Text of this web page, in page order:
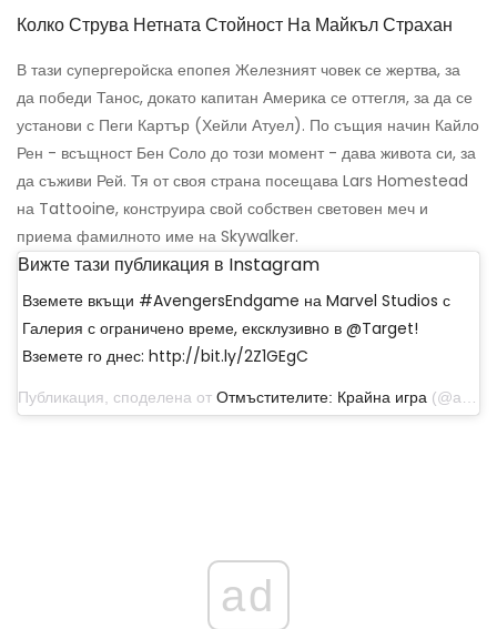
Колко Струва Нетната Стойност На Майкъл Страхан
В тази супергеройска епопея Железният човек се жертва, за
да победи Танос, докато капитан Америка се оттегля, за да се
установи с Пеги Картър (Хейли Атуел). По същия начин Кайло
Рен - всъщност Бен Соло до този момент - дава живота си, за
да съживи Рей. Тя от своя страна посещава Lars Homestead
на Tattooine, конструира свой собствен световен меч и
приема фамилното име на Skywalker.
Вижте тази публикация в Instagram
Вземете вкъщи #AvengersEndgame на Marvel Studios с
Галерия с ограничено време, ексклузивно в @Target!
Вземете го днес: http://bit.ly/2Z1GEgC
Публикация, споделена от Отмъстителите: Крайна игра (@avengers) на 16 август 2019 г. в 14:59 ч. PDT
ad